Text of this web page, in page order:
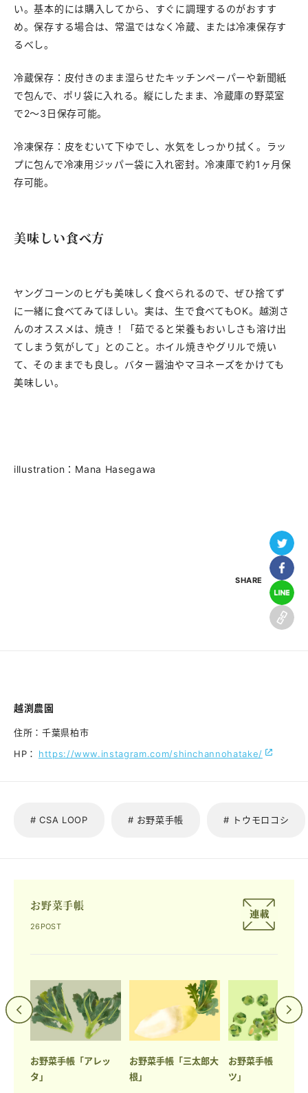
い。基本的には購入してから、すぐに調理するのがおすす
め。保存する場合は、常温ではなく冷蔵、または冷凍保存す
るべし。
冷蔵保存：皮付きのまま湿らせたキッチンペーパーや新聞紙
で包んで、ポリ袋に入れる。縦にしたまま、冷蔵庫の野菜室
で2〜3日保存可能。
冷凍保存：皮をむいて下ゆでし、水気をしっかり拭く。ラッ
プに包んで冷凍用ジッパー袋に入れ密封。冷凍庫で約1ヶ月保
存可能。
美味しい食べ方
ヤングコーンのヒゲも美味しく食べられるので、ぜひ捨てず
に一緒に食べてみてほしい。実は、生で食べてもOK。越渕さ
んのオススメは、焼き！「茹でると栄養もおいしさも溶け出
てしまう気がして」とのこと。ホイル焼きやグリルで焼い
て、そのままでも良し。バター醤油やマヨネーズをかけても
美味しい。
illustration：Mana Hasegawa
SHARE
越渕農園
住所： 千葉県柏市
HP：
https://www.instagram.com/shinchannohatake/
# CSA LOOP # お野菜手帳 # トウモロコシ
お野菜手帳
26POST
お野菜手帳「アレッ
タ」
お野菜手帳「三太郎大
根」
お野菜手帳「芽キ
ツ」